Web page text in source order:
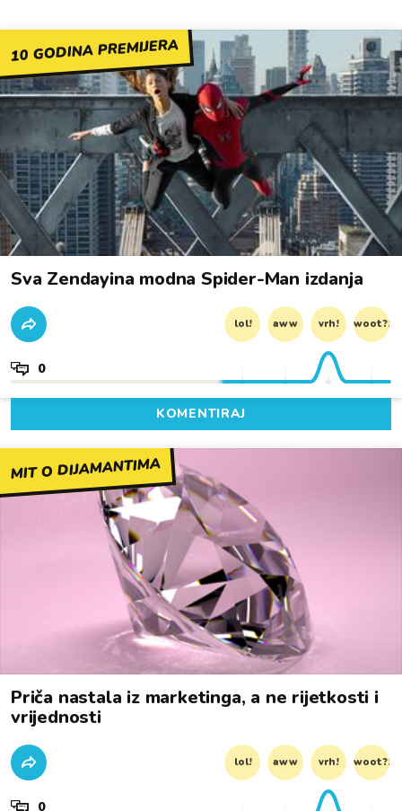
10 GODINA PREMIJERA
Sva Zendayina modna Spider-Man izdanja
lol! aww vrh! woot?!
0
KOMENTIRAJ
MIT O DIJAMANTIMA
Priča nastala iz marketinga, a ne rijetkosti i
vrijednosti
lol! aww vrh! woot?!
0